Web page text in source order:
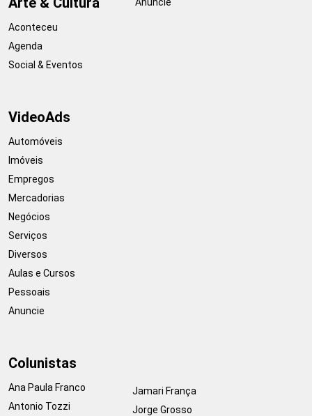
Aconteceu
Agenda
Social & Eventos
VideoAds
Automóveis
Imóveis
Empregos
Mercadorias
Negócios
Serviços
Diversos
Aulas e Cursos
Pessoais
Anuncie
Colunistas
Ana Paula Franco
Antonio Tozzi
Jamari França
Jorge Grosso